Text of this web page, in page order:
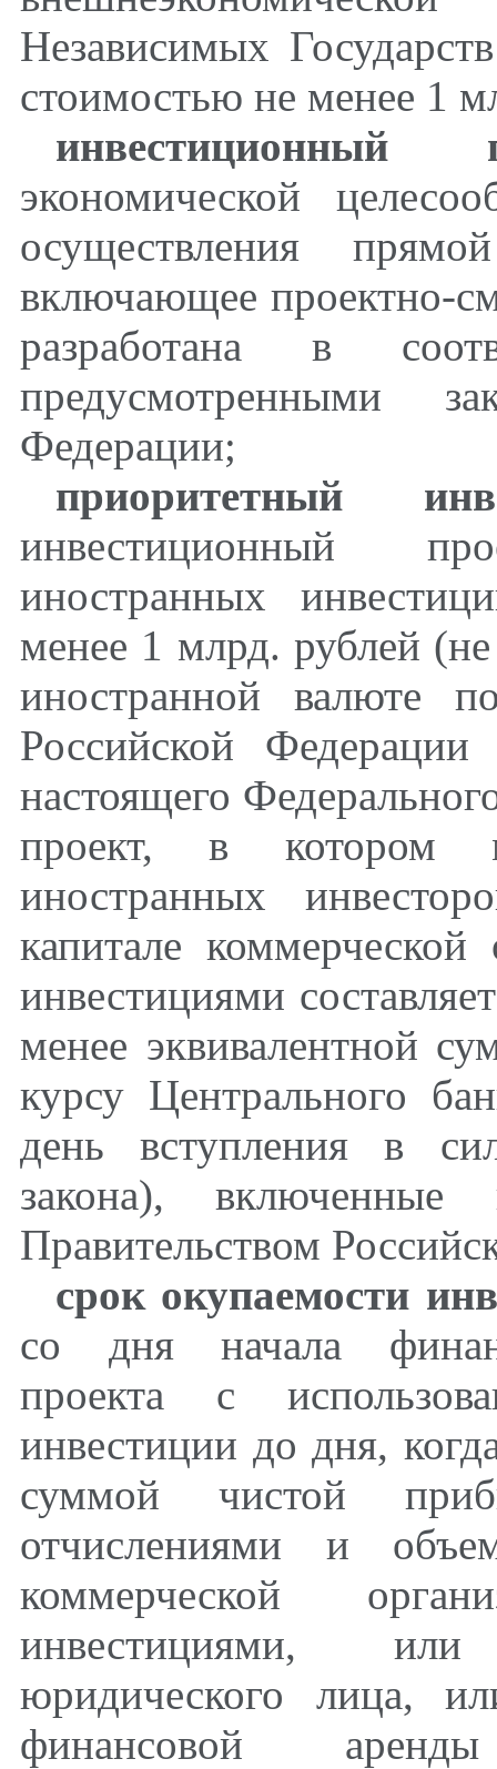
Независимых
стоимостью не менее 1
инвестиционный
экономической
осуществления
включающее проектно-
разработана в
предусмотренными
Федерации;
приоритетный
инвестиционный
иностранных
менее 1 млрд. рублей
иностранной валюте
Российской
настоящего
проект, в котором
иностранных
капитале
инвестициями
менее эквивалентной
курсу Центрального
день вступления в
закона), включенные
Правительством
срок окупаемости
со дня начала
проекта с
инвестиции до дня,
суммой чистой
отчислениями и
коммерческой
инвестициями,
юридического лица,
финансовой